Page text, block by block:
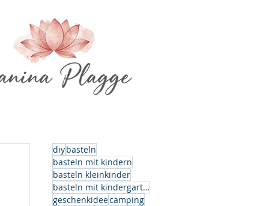
diybasteln
basteln mit kindern
basteln kleinkinder
basteln mit kindergartenkindern
geschenkideecamping